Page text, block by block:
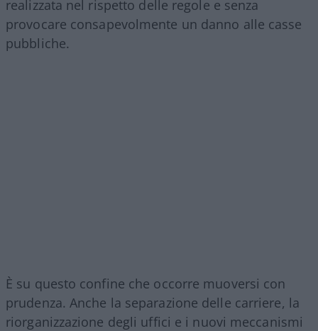
realizzata nel rispetto delle regole e senza
provocare consapevolmente un danno alle casse
pubbliche.
È su questo confine che occorre muoversi con
prudenza. Anche la separazione delle carriere, la
riorganizzazione degli uffici e i nuovi meccanismi